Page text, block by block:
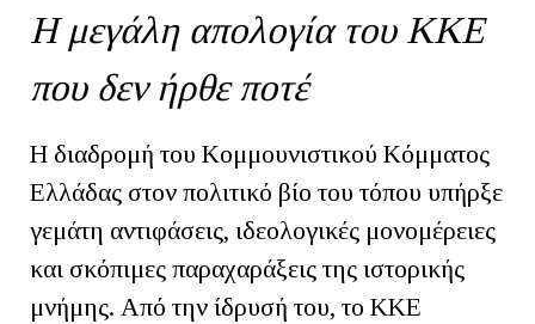
Η μεγάλη απολογία του ΚΚΕ
που δεν ήρθε ποτέ
Η διαδρομή του Κομμουνιστικού Κόμματος
Ελλάδας στον πολιτικό βίο του τόπου υπήρξε
γεμάτη αντιφάσεις, ιδεολογικές μονομέρειες
και σκόπιμες παραχαράξεις της ιστορικής
μνήμης. Από την ίδρυσή του, το ΚΚΕ